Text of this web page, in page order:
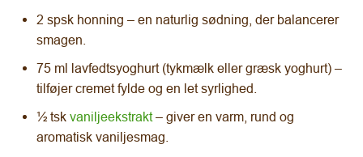
2 spsk honning – en naturlig sødning, der balancerer
smagen.
75 ml lavfedtsyoghurt (tykmælk eller græsk yoghurt) –
tilføjer cremet fylde og en let syrlighed.
½ tsk vaniljeekstrakt– giver en varm, rund og
aromatisk vaniljesmag.